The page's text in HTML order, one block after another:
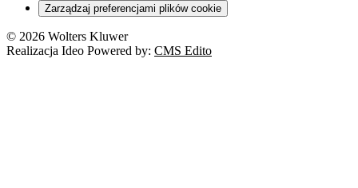
Zarządzaj preferencjami plików cookie
© 2026 Wolters Kluwer
Realizacja Ideo Powered by: CMS Edito